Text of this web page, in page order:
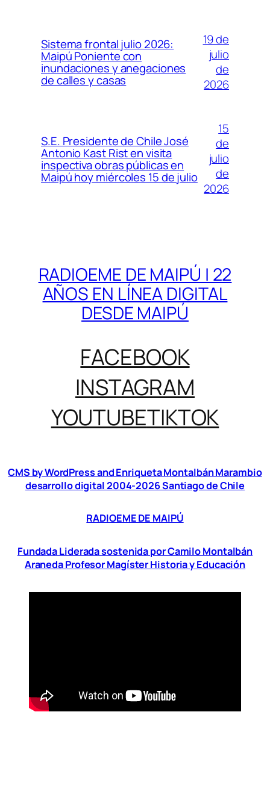
Sistema frontal julio 2026:
Maipú Poniente con
inundaciones y anegaciones
de calles y casas
19 de
julio
de
2026
S.E. Presidente de Chile José
Antonio Kast Rist en visita
inspectiva obras públicas en
Maipú hoy miércoles 15 de julio
15
de
julio
de
2026
RADIOEME DE MAIPÚ | 22
AÑOS EN LÍNEA DIGITAL
DESDE MAIPÚ
FACEBOOK
INSTAGRAM
YOUTUBETIKTOK
CMS by WordPress and Enriqueta Montalbán Marambio
desarrollo digital 2004-2026 Santiago de Chile
RADIOEME DE MAIPÚ
Fundada Liderada sostenida por Camilo Montalbán
Araneda Profesor Magíster Historia y Educación